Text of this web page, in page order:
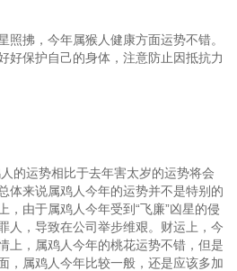
照拂，今年属猴人健康方面运势不错。
好保护自己的身体，注意防止因抵抗力
的运势相比于去年害太岁的运势将会
体来说属鸡人今年的运势并不是特别的
，由于属鸡人今年受到“飞廉”凶星的侵
人，导致在公司举步维艰。财运上，今
上，属鸡人今年的桃花运势不错，但是
，属鸡人今年比较一般，还是应该多加